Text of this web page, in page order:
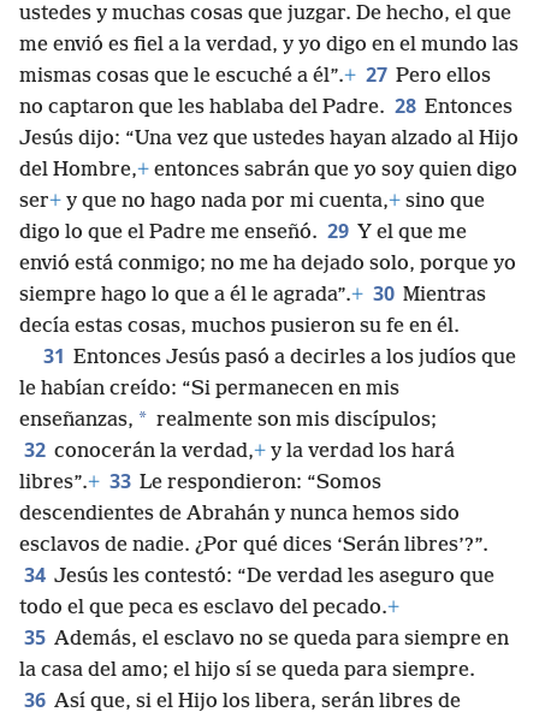
ustedes y muchas cosas que juzgar. De hecho, el que
me envió es fiel a la verdad, y yo digo en el mundo las
mismas cosas que le escuché a él”.+ 27 Pero ellos
no captaron que les hablaba del Padre. 28 Entonces
Jesús dijo: “Una vez que ustedes hayan alzado al Hijo
del Hombre,+ entonces sabrán que yo soy quien digo
ser+ y que no hago nada por mi cuenta,+ sino que
digo lo que el Padre me enseñó. 29 Y el que me
envió está conmigo; no me ha dejado solo, porque yo
siempre hago lo que a él le agrada”.+ 30 Mientras
decía estas cosas, muchos pusieron su fe en él.
31 Entonces Jesús pasó a decirles a los judíos que
le habían creído: “Si permanecen en mis
enseñanzas, * realmente son mis discípulos;
32 conocerán la verdad,+ y la verdad los hará
libres”.+ 33 Le respondieron: “Somos
descendientes de Abrahán y nunca hemos sido
esclavos de nadie. ¿Por qué dices ‘Serán libres’?”.
34 Jesús les contestó: “De verdad les aseguro que
todo el que peca es esclavo del pecado.+
35 Además, el esclavo no se queda para siempre en
la casa del amo; el hijo sí se queda para siempre.
36 Así que, si el Hijo los libera, serán libres de